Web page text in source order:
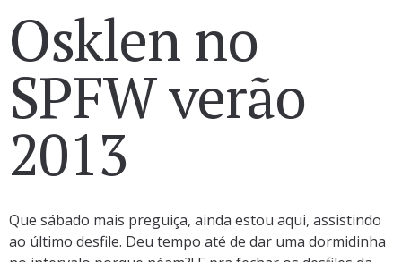
Osklen no
SPFW verão
2013
Que sábado mais preguiça, ainda estou aqui, assistindo
ao último desfile. Deu tempo até de dar uma dormidinha